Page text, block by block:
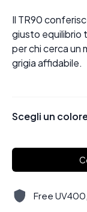
Il TR90
giusto equilibrio
per chi cerca un
grigia affidabile.
Scegli un
Free